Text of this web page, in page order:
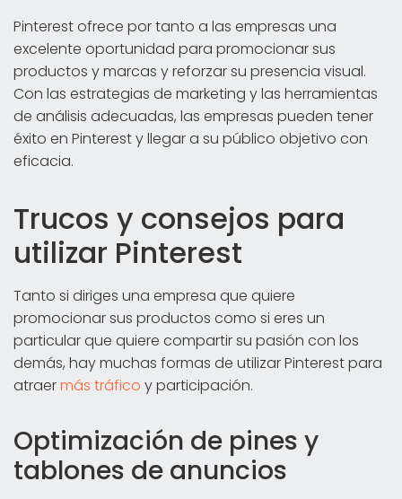
Pinterest ofrece por tanto a las empresas una
excelente oportunidad para promocionar sus
productos y marcas y reforzar su presencia visual.
Con las estrategias de marketing y las herramientas
de análisis adecuadas, las empresas pueden tener
éxito en Pinterest y llegar a su público objetivo con
eficacia.
Trucos y consejos para
utilizar Pinterest
Tanto si diriges una empresa que quiere
promocionar sus productos como si eres un
particular que quiere compartir su pasión con los
demás, hay muchas formas de utilizar Pinterest para
atraermás tráfico y participación.
Optimización de pines y
tablones de anuncios